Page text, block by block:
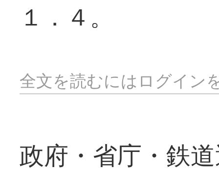
１．４。
全文を読むにはログイン
政府・省庁・鉄